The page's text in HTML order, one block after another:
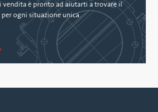
vendita è pronto ad aiutarti a trovare il
ogni situazione unica.